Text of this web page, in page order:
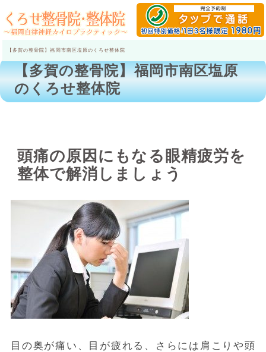
【多賀の整骨院】福岡市南区塩原のくろせ整体院
【多賀の整骨院】福岡市南区塩原
のくろせ整体院
頭痛の原因にもなる眼精疲労を
整体で解消しましょう
目の奥が痛い、目が疲れる、さらには肩こりや頭